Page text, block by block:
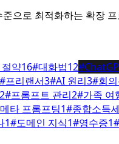
으로 최적화하는 확장
약16#대화법12#
#프리랜서3#AI 원리3#회
2#프롬프트 관리2#가족 여
메타 프롬프팅1#종합소득세
1#도메인 지식1#영수증1#